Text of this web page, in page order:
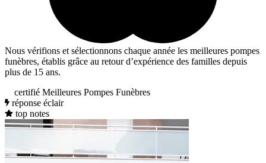
Nous vérifions et sélectionnons chaque année les meilleures pompes
funèbres, établis grâce au retour d’expérience des familles depuis
plus de 15 ans.
certifié Meilleures Pompes Funèbres
réponse éclair
top notes